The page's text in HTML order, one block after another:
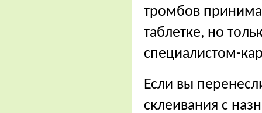
тромбов
таблетке, но
специалистом-
Если вы
склеивания с